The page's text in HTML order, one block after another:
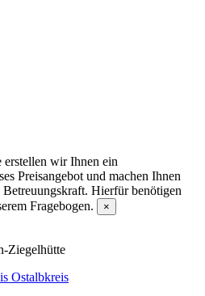
erstellen wir Ihnen ein
Preisangebot und machen Ihnen
Hierfür benötigen
Fragebogen.
×
Ziegelhütte
Ostalbkreis